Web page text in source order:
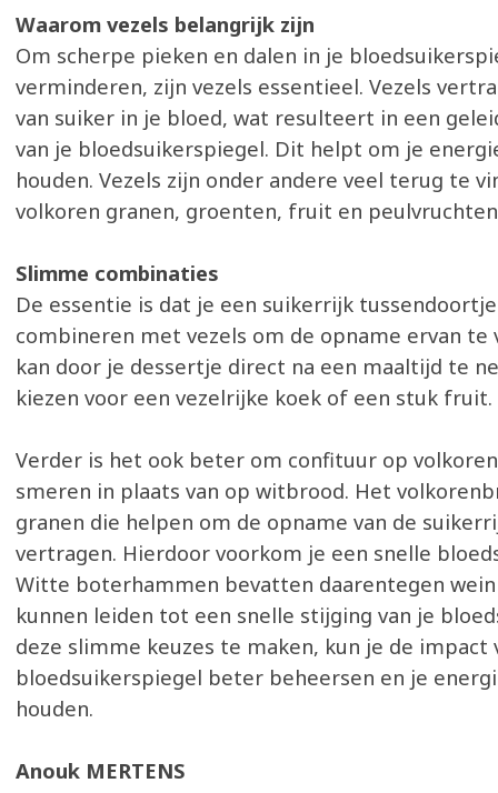
Waarom vezels belangrijk zijn
Om scherpe pieken en dalen in je
verminderen, zijn vezels essentieel. Vezels
van suiker in je bloed, wat resulteert in een
van je bloedsuikerspiegel. Dit helpt om je
houden. Vezels zijn onder andere veel terug te
volkoren granen, groenten, fruit en
Slimme combinaties
De essentie is dat je een suikerrijk
combineren met vezels om de opname ervan te
kan door je dessertje direct na een maaltijd te
kiezen voor een vezelrijke koek of een stuk fruit.
Verder is het ook beter om confituur op
smeren in plaats van op witbrood. Het
granen die helpen om de opname van de
vertragen. Hierdoor voorkom je een snelle
Witte boterhammen bevatten daarentegen
kunnen leiden tot een snelle stijging van je
deze slimme keuzes te maken, kun je de impact
bloedsuikerspiegel beter beheersen en je
houden.
Anouk MERTENS